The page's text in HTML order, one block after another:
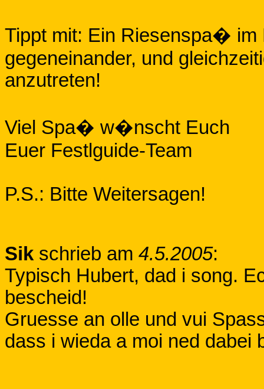
Tippt mit: Ein Riesenspa� im
gegeneinander, und
anzutreten!
Viel Spa� w�nscht Euch
Euer Festlguide-Team
P.S.: Bitte Weitersagen!
Sik schrieb am 4.5.2005:
Typisch Hubert, dad i song.
bescheid!
Gruesse an olle und vui
dass i wieda a moi ned dabei